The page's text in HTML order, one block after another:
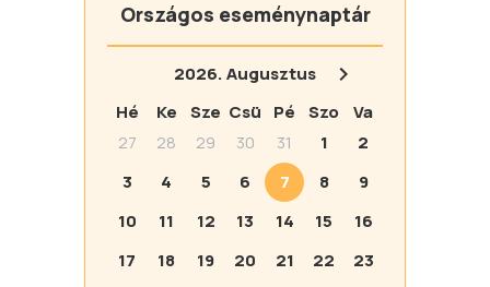
Országos eseménynaptár
2026.Augusztus
Hé
Ke Sze Csü Pé Szo
Va
27
28 29 30 31 1
2
3
4 5 6 7 8
9
10
11 12 13 14 15
16
17
18 19 20 21 22
23